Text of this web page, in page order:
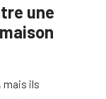
une
mais ils